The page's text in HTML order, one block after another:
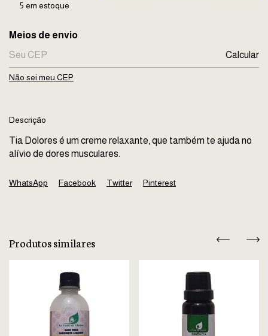
5 em estoque
Entregas para o CEP:
Meios de envio
Calcular
Não sei meu CEP
Descrição
Tia Dolores é um creme relaxante, que também te ajuda no
alívio de dores musculares.
WhatsApp Facebook Twitter Pinterest
Produtos similares